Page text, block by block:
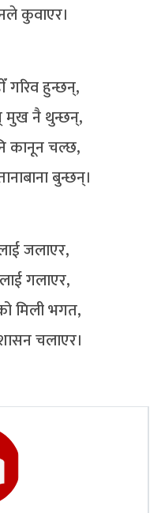
कुवाएर।
गरिव हुन्छन्,
मुख नै थुन्छन्,
कानून चल्छ,
बुन्छन्।
जलाएर,
गलाएर,
मिली भगत,
चलाएर।